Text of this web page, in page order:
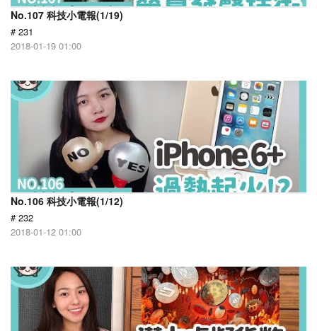
No.107 科技小電報(1/19)
# 231
2018-01-19 01:00
No.106 科技小電報(1/12)
# 232
2018-01-12 01:00